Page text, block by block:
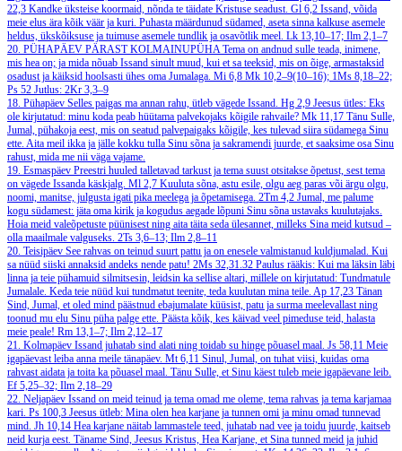
22,3 Kandke üksteise koormaid, nõnda te täidate Kristuse seadust. Gl 6,2 Issand, võida
meie elus ära kõik väär ja kuri. Puhasta määrdunud südamed, aseta sinna kalkuse asemele
heldus, ükskõiksuse ja tuimuse asemele tundlik ja osavõtlik meel. Lk 13,10–17; Ilm 2,1–7
20. PÜHAPÄEV PÄRAST KOLMAINUPÜHATema on andnud sulle teada, inimene,
mis hea on; ja mida nõuab Issand sinult muud, kui et sa teeksid, mis on õige, armastaksid
osadust ja käiksid hoolsasti ühes oma Jumalaga. Mi 6,8 Mk 10,2–9(10–16); 1Ms 8,18–22;
Ps 52 Jutlus: 2Kr 3,3–9
18. Pühapäev Selles paigas ma annan rahu, ütleb vägede Issand. Hg 2,9 Jeesus ütles: Eks
ole kirjutatud: minu koda peab hüütama palvekojaks kõigile rahvaile? Mk 11,17 Tänu Sulle,
Jumal, pühakoja eest, mis on seatud palvepaigaks kõigile, kes tulevad siira südamega Sinu
ette. Aita meil ikka ja jälle kokku tulla Sinu sõna ja sakramendi juurde, et saaksime osa Sinu
rahust, mida me nii väga vajame.
19. Esmaspäev Preestri huuled talletavad tarkust ja tema suust otsitakse õpetust, sest tema
on vägede Issanda käskjalg. Ml 2,7 Kuuluta sõna, astu esile, olgu aeg paras või ärgu olgu,
noomi, manitse, julgusta igati pika meelega ja õpetamisega. 2Tm 4,2 Jumal, me palume
kogu südamest: jäta oma kirik ja kogudus aegade lõpuni Sinu sõna ustavaks kuulutajaks.
Hoia meid valeõpetuste püünisest ning aita täita seda ülesannet, milleks Sina meid kutsud –
olla maailmale valguseks. 2Ts 3,6–13; Ilm 2,8–11
20. Teisipäev See rahvas on teinud suurt pattu ja on enesele valmistanud kuldjumalad. Kui
sa nüüd siiski annaksid andeks nende patu! 2Ms 32,31.32 Paulus rääkis: Kui ma läksin läbi
linna ja teie pühamuid silmitsesin, leidsin ka sellise altari, millele on kirjutatud: Tundmatule
Jumalale. Keda teie nüüd kui tundmatut teenite, teda kuulutan mina teile. Ap 17,23 Tänan
Sind, Jumal, et oled mind päästnud ebajumalate küüsist, patu ja surma meelevallast ning
toonud mu elu Sinu püha palge ette. Päästa kõik, kes käivad veel pimeduse teid, halasta
meie peale! Rm 13,1–7; Ilm 2,12–17
21. Kolmapäev Issand juhatab sind alati ning toidab su hinge põuasel maal. Js 58,11 Meie
igapäevast leiba anna meile tänapäev. Mt 6,11 Sinul, Jumal, on tuhat viisi, kuidas oma
rahvast aidata ja toita ka põuasel maal. Tänu Sulle, et Sinu käest tuleb meie igapäevane leib.
Ef 5,25–32; Ilm 2,18–29
22. Neljapäev Issand on meid teinud ja tema omad me oleme, tema rahvas ja tema karjamaa
kari. Ps 100,3 Jeesus ütleb: Mina olen hea karjane ja tunnen omi ja minu omad tunnevad
mind. Jh 10,14 Hea karjane näitab lammastele teed, juhatab nad vee ja toidu juurde, kaitseb
neid kurja eest. Täname Sind, Jeesus Kristus, Hea Karjane, et Sina tunned meid ja juhid